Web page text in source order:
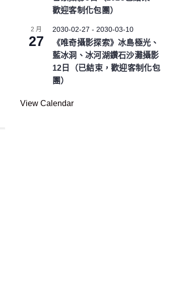
歡迎客制化包團）
2 月
27
2030-02-27 - 2030-03-10
《唯奇攝影探索》冰島極光、
藍冰洞、冰河湖鑽石沙灘攝影
12日（已結束，歡迎客制化包
團）
View Calendar